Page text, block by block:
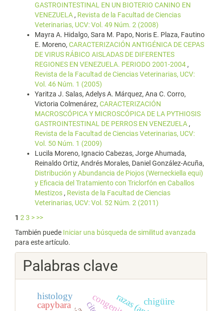
GASTROINTESTINAL EN UN BIOTERIO CANINO EN
VENEZUELA , Revista de la Facultad de Ciencias
Veterinarias, UCV: Vol. 49 Núm. 2 (2008)
Mayra A. Hidalgo, Sara M. Papo, Noris E. Plaza, Fautino
E. Moreno, CARACTERIZACIÓN ANTIGÉNICA DE CEPAS
DE VIRUS RÁBICO AISLADAS DE DIFERENTES
REGIONES EN VENEZUELA. PERIODO 2001-2004 ,
Revista de la Facultad de Ciencias Veterinarias, UCV:
Vol. 46 Núm. 1 (2005)
Yaritza J. Salas, Adelys A. Márquez, Ana C. Corro,
Victoria Colmenárez, CARACTERIZACIÓN
MACROSCÓPICA Y MICROSCÓPICA DE LA PYTHIOSIS
GASTROINTESTINAL DE PERROS EN VENEZUELA ,
Revista de la Facultad de Ciencias Veterinarias, UCV:
Vol. 50 Núm. 1 (2009)
Lucila Moreno, Ignacio Cabezas, Jorge Ahumada,
Reinaldo Ortiz, Andrés Morales, Daniel González-Acuña,
Distribución y Abundancia de Piojos (Werneckiella equi)
y Eficacia del Tratamiento con Triclorfón en Caballos
Mestizos , Revista de la Facultad de Ciencias
Veterinarias, UCV: Vol. 52 Núm. 2 (2011)
1 2 3 > >>
También puede Iniciar una búsqueda de similitud avanzada
para este artículo.
Palabras clave
chigüire
capybara
histology